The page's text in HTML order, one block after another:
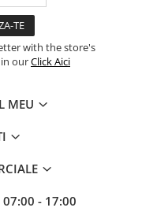
with the store's
ourClick Aici
MEU
07:00 - 17:00